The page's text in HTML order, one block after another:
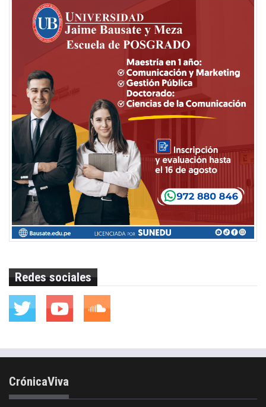
Redes sociales
CrónicaViva